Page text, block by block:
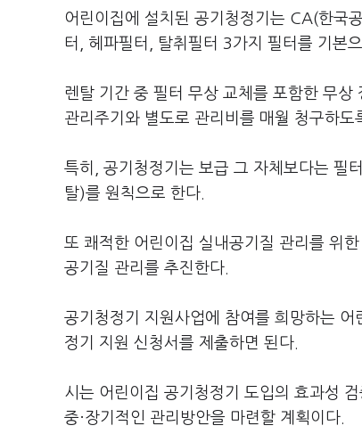
어린이집에 설치된 공기청정기는 CA(한국
터, 헤파필터, 탈취필터 3가지 필터를 기본
렌탈 기간 중 필터 무상 교체를 포함한 무
관리주기와 별도로 관리비를 매월 청구하도
특히, 공기청정기는 보급 그 자체보다는 필
탈)를 원칙으로 한다.
또 쾌적한 어린이집 실내공기질 관리를 위
공기질 관리를 추진한다.
공기청정기 지원사업에 참여를 희망하는
정기 지원 신청서를 제출하면 된다.
시는 어린이집 공기청정기 도입의 효과성
중·장기적인 관리방안을 마련할 계획이다.